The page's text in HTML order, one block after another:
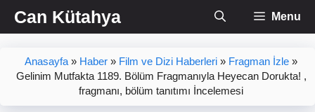
İçeriğe
atlaCan Kütahya Menu
Anasayfa » Haber » Film ve Dizi Haberleri » Fragman İzle »
Gelinim Mutfakta 1189. Bölüm Fragmanıyla Heyecan Dorukta! ,
fragmanı, bölüm tanıtımı İncelemesi